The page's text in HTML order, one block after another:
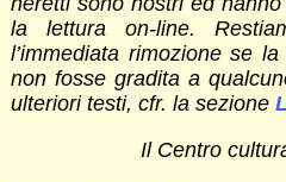
la lettura on-line.
l’immediata rimozione se
non fosse gradita a
ulteriori testi, cfr. la sezione
Il Centro